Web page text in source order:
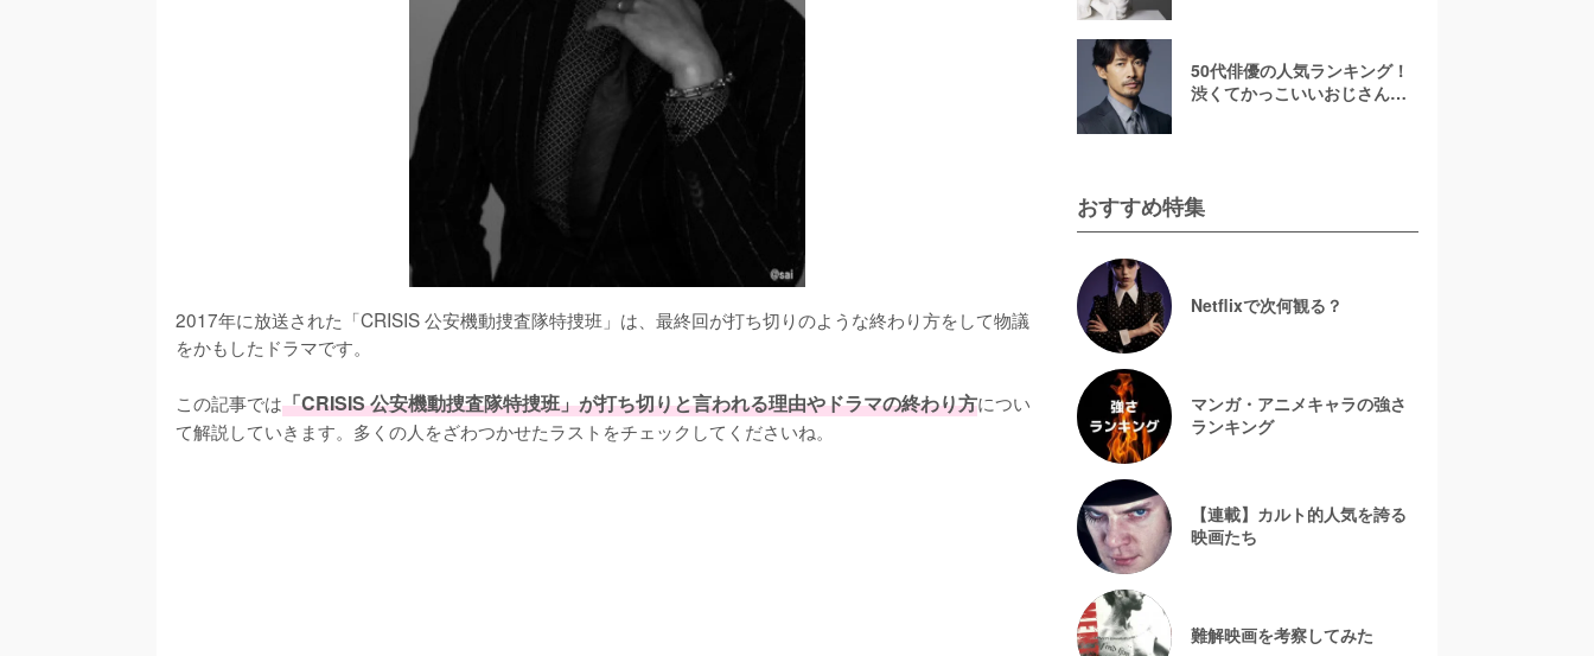
2017年に放送された「CRISIS 公安機動捜査隊特捜班」は、最終回が打ち切りのような終わり方をして物議
をかもしたドラマです。
この記事では「CRISIS 公安機動捜査隊特捜班」が打ち切りと言われる理由やドラマの終わり方につい
て解説していきます。多くの人をざわつかせたラストをチェックしてくださいね。
50代俳優の人気ランキング！
渋くてかっこいいおじさん俳
おすすめ特集
Netflixで次何観る？
マンガ・アニメキャラの強さ
ランキング
【連載】カルト的人気を誇る
映画たち
難解映画を考察してみた